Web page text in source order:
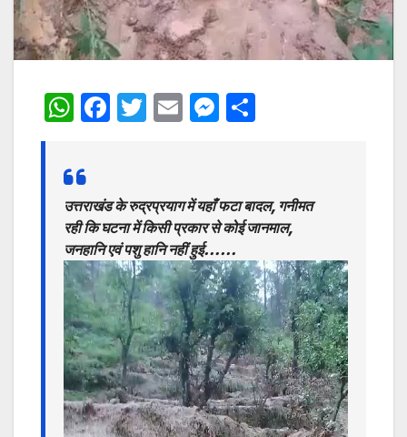
W
at
s
A
p
p
F
e
b
o
o
k
T
er
E
l
M
s
e
n
g
er
e
उत्तराखंड के रुद्रप्रयाग में यहाँ फटा बादल, गनीमत
रही कि घटना में किसी प्रकार से कोई जानमाल,
जनहानि एवं पशु हानि नहीं हुई……
Video
Player